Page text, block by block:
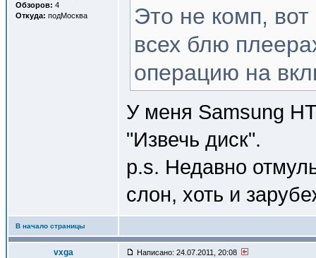
Обзоров: 4
Откуда: подМосква
Это не комп,
всех блю
операцию на
У меня Samsung
"Извечь диск".
p.s. Недавно
слон, хоть и
В начало страницы
vxga Написано: 24.07.2011, 20:08